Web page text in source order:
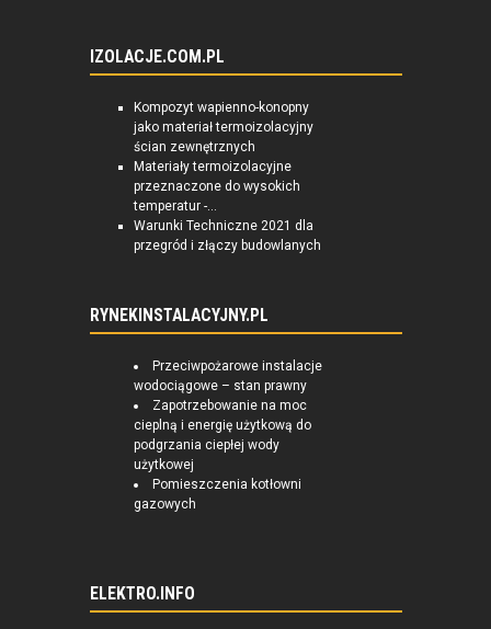
IZOLACJE.COM.PL
Kompozyt wapienno-konopny
jako materiał termoizolacyjny
ścian zewnętrznych
Materiały termoizolacyjne
przeznaczone do wysokich
temperatur -...
Warunki Techniczne 2021 dla
przegród i złączy budowlanych
RYNEKINSTALACYJNY.PL
Przeciwpożarowe instalacje
wodociągowe – stan prawny
Zapotrzebowanie na moc
cieplną i energię użytkową do
podgrzania ciepłej wody
użytkowej
Pomieszczenia kotłowni
gazowych
ELEKTRO.INFO